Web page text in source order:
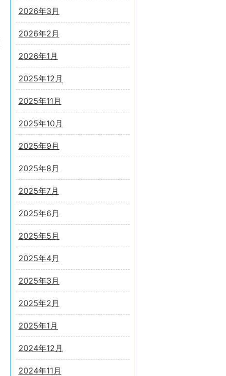
2026年3月
2026年2月
2026年1月
2025年12月
2025年11月
2025年10月
2025年9月
2025年8月
2025年7月
2025年6月
2025年5月
2025年4月
2025年3月
2025年2月
2025年1月
2024年12月
2024年11月